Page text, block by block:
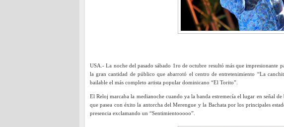
USA.- La noche del pasado sábado 1ro de octubre resultó más que impresionante
la gran cantidad de público que abarrotó el centro de entretenimiento “La
bailable el más completo artista popular dominicano “El Torito”.
El Reloj marcaba la medianoche cuando ya la banda estremecía el lugar en señal
que pasea con éxito la antorcha del Merengue y la Bachata por los principales
presencia exclamando un “Sentimientooooo”.